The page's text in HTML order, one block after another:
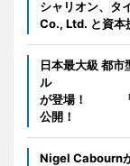
シャリオン、タ
Co., Ltd. と資本
日本最大級 都
ル 1日目に
が登場！ 「
公開！
Nigel Cabourn